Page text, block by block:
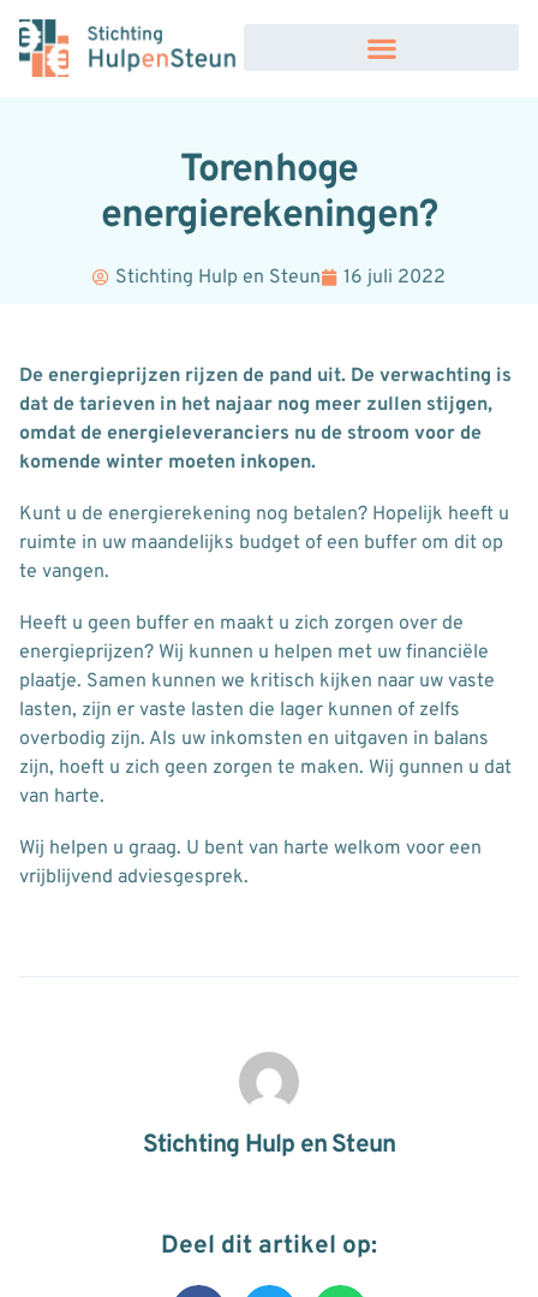
Torenhoge
energierekeningen?
Stichting Hulp en Steun 16 juli 2022
De energieprijzen rijzen de pand uit. De verwachting is
dat de tarieven in het najaar nog meer zullen stijgen,
omdat de energieleveranciers nu de stroom voor de
komende winter moeten inkopen.
Kunt u de energierekening nog betalen? Hopelijk heeft u
ruimte in uw maandelijks budget of een buffer om dit op
te vangen.
Heeft u geen buffer en maakt u zich zorgen over de
energieprijzen? Wij kunnen u helpen met uw financiële
plaatje. Samen kunnen we kritisch kijken naar uw vaste
lasten, zijn er vaste lasten die lager kunnen of zelfs
overbodig zijn. Als uw inkomsten en uitgaven in balans
zijn, hoeft u zich geen zorgen te maken. Wij gunnen u dat
van harte.
Wij helpen u graag. U bent van harte welkom voor een
vrijblijvend adviesgesprek.
Stichting Hulp en Steun
Deel dit artikel op: